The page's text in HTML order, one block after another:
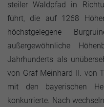
steiler Waldpfad in
führt, die auf 1268
höchstgelegene
außergewöhnliche
Jahrhunderts als
von Graf Meinhard II. von
mit den bayerischen
konkurrierte. Nach